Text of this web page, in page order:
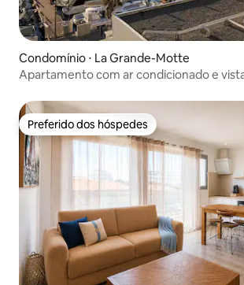
Condomínio ⋅ La Grande-Motte
Apartamento com ar condicionado e
Preferido dos hóspedes
Preferido dos hóspedes